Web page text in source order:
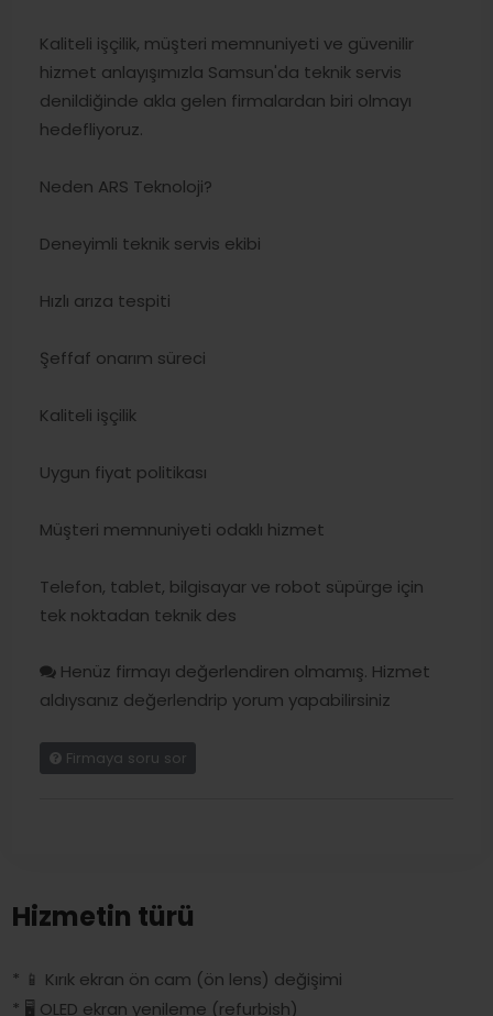
Kaliteli işçilik, müşteri memnuniyeti ve güvenilir
hizmet anlayışımızla Samsun'da teknik servis
denildiğinde akla gelen firmalardan biri olmayı
hedefliyoruz.
Neden ARS Teknoloji?
Deneyimli teknik servis ekibi
Hızlı arıza tespiti
Şeffaf onarım süreci
Kaliteli işçilik
Uygun fiyat politikası
Müşteri memnuniyeti odaklı hizmet
Telefon, tablet, bilgisayar ve robot süpürge için
tek noktadan teknik des
Henüz firmayı değerlendiren olmamış. Hizmet
aldıysanız değerlendrip yorum yapabilirsiniz
Firmaya soru sor
Hizmetin türü
* 📱 Kırık ekran ön cam (ön lens) değişimi
* 🖥️ OLED ekran yenileme (refurbish)